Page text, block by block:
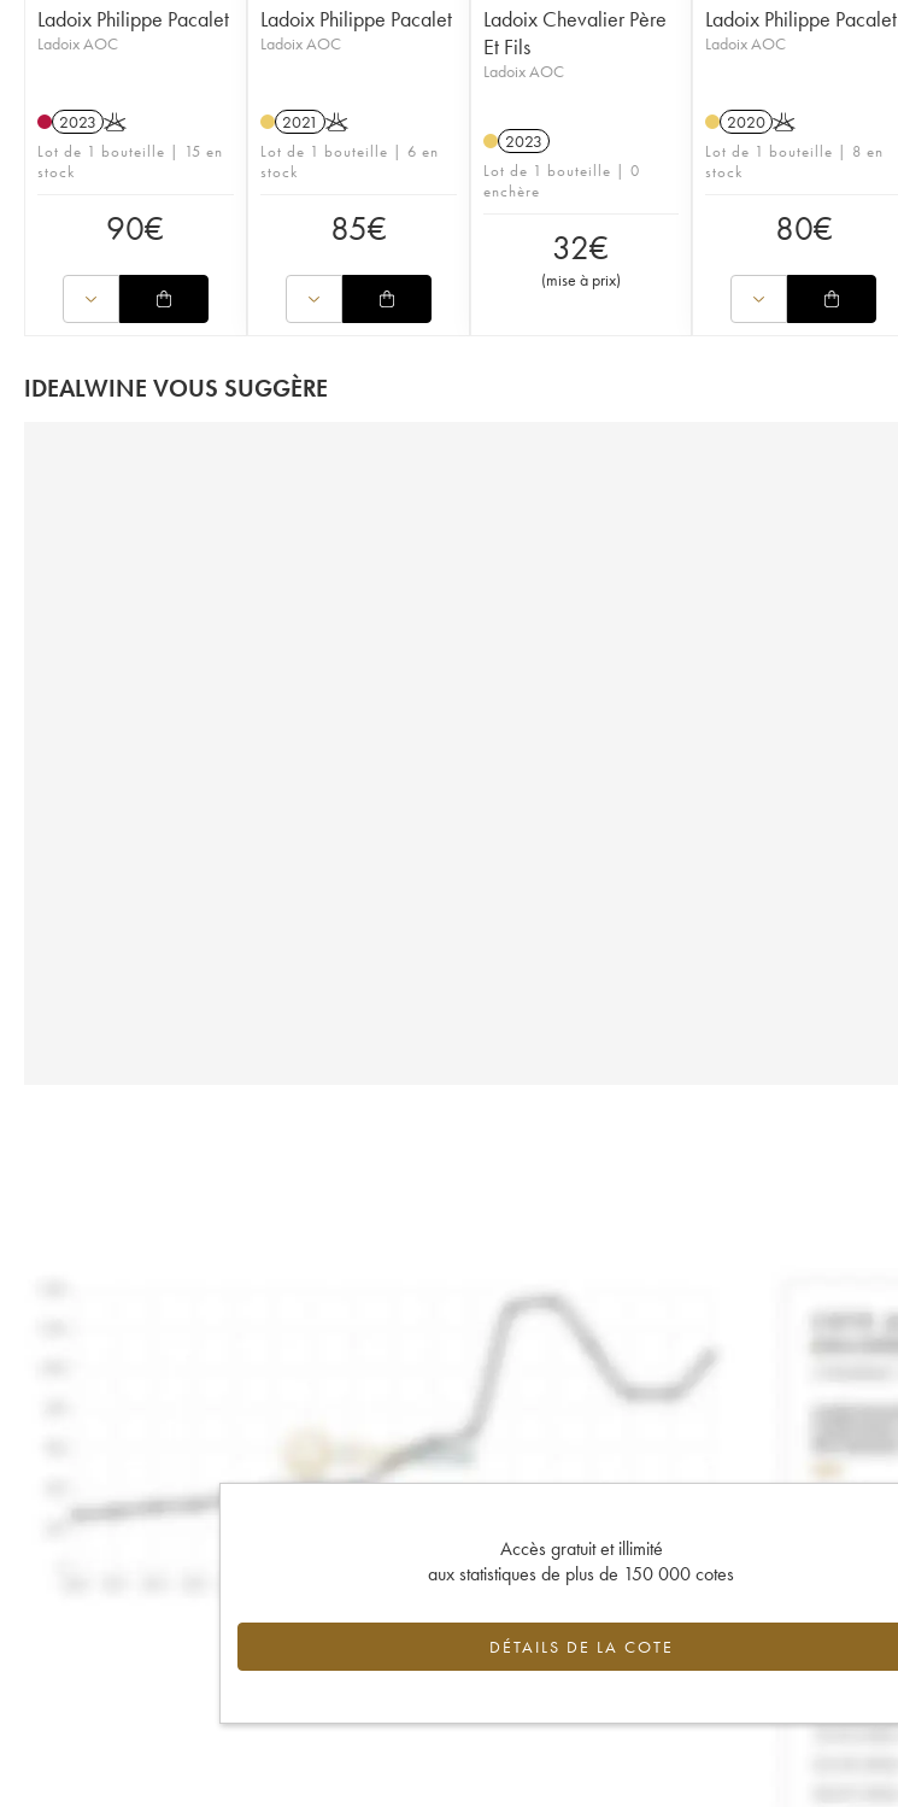
Ladoix Philippe Pacalet
Ladoix AOC
2023 K
Lot de 1 bouteille | 15 en
stock
90€
Ladoix Philippe Pacalet
Ladoix AOC
2021 K
Lot de 1 bouteille | 6 en
stock
85€
Ladoix Chevalier Père
Et Fils
Ladoix AOC
2023
Lot de 1 bouteille | 0
enchère
32€
(mise à prix)
Ladoix Philippe Pacalet
Ladoix AOC
2020 K
Lot de 1 bouteille | 8 en
stock
80€
IDEALWINE VOUS SUGGÈRE
Accès gratuit et illimité
aux statistiques de plus de 150 000 cotes
DÉTAILS DE LA COTE